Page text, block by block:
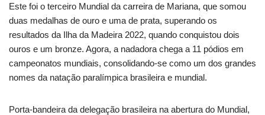
Este foi o terceiro Mundial da carreira de Mariana, que somou
duas medalhas de ouro e uma de prata, superando os
resultados da Ilha da Madeira 2022, quando conquistou dois
ouros e um bronze. Agora, a nadadora chega a 11 pódios em
campeonatos mundiais, consolidando-se como um dos grandes
nomes da natação paralímpica brasileira e mundial.
Porta-bandeira da delegação brasileira na abertura do Mundial,